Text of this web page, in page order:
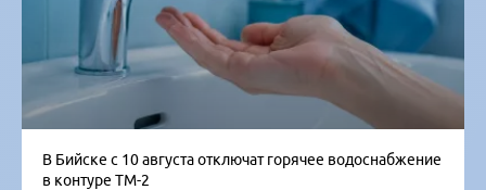
В Бийске с 10 августа отключат горячее водоснабжение
в контуре ТМ-2